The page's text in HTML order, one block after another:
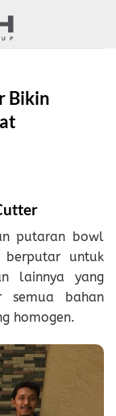
Bikin
putaran bowl
untuk
lainnya yang
semua bahan
homogen.